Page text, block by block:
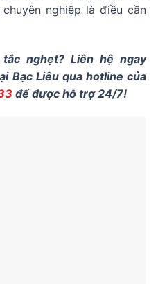
nghiệp là điều cần
nghẹt? Liên hệ ngay
Bạc Liêu qua hotline của
để được hỗ trợ 24/7!